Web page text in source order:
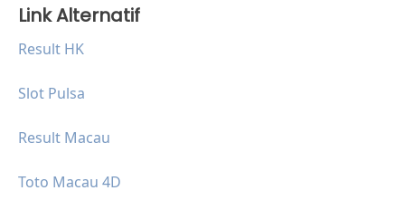
Link Alternatif
Result HK
Slot Pulsa
Result Macau
Toto Macau 4D